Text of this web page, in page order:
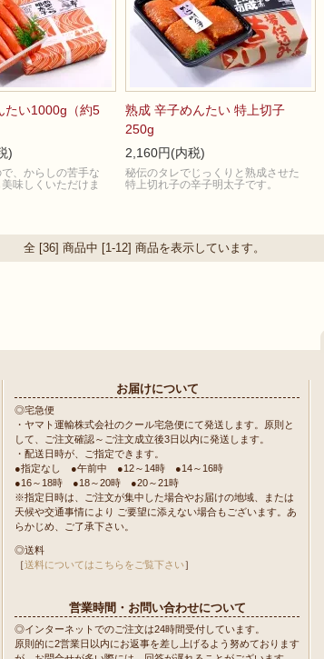
たい1000g（約5
)
、からしの苦手な
味しくいただけま
熟成 辛子めんたい 特上切子
250g
2,160円(内税)
秘伝のタレでじっくりと熟成させた
特上切れ子の辛子明太子です。
全 [36] 商品中 [1-12] 商品を表示しています。
お届けについて
◎宅急便
・ヤマト運輸株式会社のクール宅急便にて発送します。原則と
して、ご注文確認～ご注文成立後3日以内に発送します。
・配送日時が、ご指定できます。
●指定なし ●午前中 ●12～14時 ●14～16時
●16～18時 ●18～20時 ●20～21時
※指定日時は、ご注文が集中した場合やお届けの地域、または
天候や交通事情により ご要望に添えない場合もございます。あ
らかじめ、ご了承下さい。
◎送料
［送料についてはこちらをご覧下さい］
営業時間・お問い合わせについて
◎インターネットでのご注文は24時間受付しています。
原則的に2営業日以内にお返事を差し上げるよう努めております